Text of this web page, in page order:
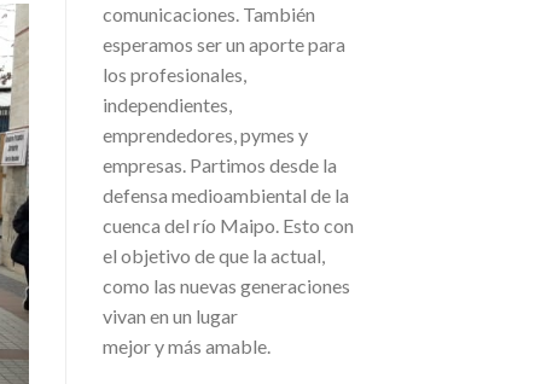
comunicaciones. También
esperamos ser un aporte para
los profesionales,
independientes,
emprendedores, pymes y
empresas. Partimos desde la
defensa medioambiental de la
cuenca del río Maipo. Esto con
el objetivo de que la actual,
como las nuevas generaciones
vivan en un lugar
mejor y más amable.